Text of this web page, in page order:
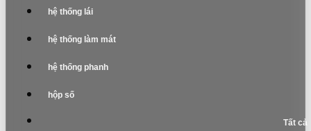
hệ thống lái
hệ thống làm mát
hệ thống phanh
hộp số
Tất cả